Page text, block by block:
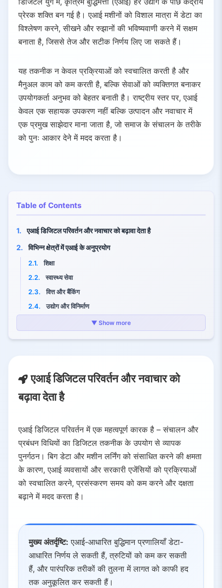
प्रेरक शक्ति बन गई है। एआई मशीनों को विशाल मात्रा में डेटा का
विश्लेषण करने, सीखने और रुझानों की भविष्यवाणी करने में सक्षम
बनाता है, जिससे तेज और सटीक निर्णय लिए जा सकते हैं।
यह तकनीक न केवल प्रक्रियाओं को स्वचालित करती है और
मैनुअल काम को कम करती है, बल्कि सेवाओं को व्यक्तिगत बनाकर
उपयोगकर्ता अनुभव को बेहतर बनाती है। राष्ट्रीय स्तर पर, एआई
केवल एक सहायक उपकरण नहीं बल्कि उत्पादन और नवाचार में
एक प्रमुख साझेदार माना जाता है, जो समाज के संचालन के तरीके
को पुनः आकार देने में मदद करता है।
Table of Contents
1. एआई डिजिटल परिवर्तन और नवाचार को बढ़ावा देता है
2. विभिन्न क्षेत्रों में एआई के अनुप्रयोग
2.1.
शिक्षा
2.2.
स्वास्थ्य सेवा
2.3.
वित्त और बैंकिंग
2.4.
उद्योग और विनिर्माण
3.3.
बेहतर उपयोगकर्ता अनुभव
3.4. नए व्यावसायिक मॉडल
अवसर और चुनौतियां
4.1. विकास की संभावना
4.2.
महत्वपूर्ण चिंताएं
4.3.
रणनीतिक समाधान
▼ Show more
एआई डिजिटल परिवर्तन और नवाचार को
बढ़ावा देता है
एआई डिजिटल परिवर्तन में एक महत्वपूर्ण कारक है – संचालन और
प्रबंधन विधियों का डिजिटल तकनीक के उपयोग से व्यापक
पुनर्गठन। बिग डेटा और मशीन लर्निंग को संसाधित करने की क्षमता
के कारण, एआई व्यवसायों और सरकारी एजेंसियों को प्रक्रियाओं
को स्वचालित करने, प्रसंस्करण समय को कम करने और दक्षता
बढ़ाने में मदद करता है।
मुख्य अंतर्दृष्टि: एआई-आधारित बुद्धिमान प्रणालियाँ डेटा-
आधारित निर्णय ले सकती हैं, त्रुटियों को कम कर सकती
हैं, और पारंपरिक तरीकों की तुलना में लागत को काफी हद
तक अनुकूलित कर सकती हैं।